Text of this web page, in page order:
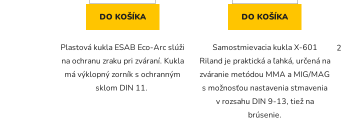
DO KOŠÍKA
Plastová kukla ESAB Eco-Arc slúži
na ochranu zraku pri zváraní. Kukla
má výklopný zorník s ochranným
sklom DIN 11.
hviezdičiek.
DO KOŠÍKA
Samostmievacia kukla X-601
Riland je praktická a ľahká, určená na
zváranie metódou MMA a MIG/MAG
s možnosťou nastavenia stmavenia
v rozsahu DIN 9-13, tiež na
brúsenie.